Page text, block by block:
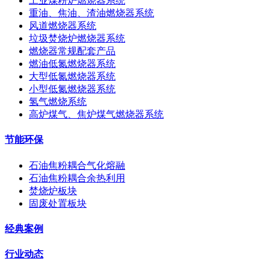
重油、焦油、渣油燃烧器系统
风道燃烧器系统
垃圾焚烧炉燃烧器系统
燃烧器常规配套产品
燃油低氮燃烧器系统
大型低氮燃烧器系统
小型低氮燃烧器系统
氢气燃烧系统
高炉煤气、焦炉煤气燃烧器系统
节能环保
石油焦粉耦合气化熔融
石油焦粉耦合余热利用
焚烧炉板块
固废处置板块
经典案例
行业动态